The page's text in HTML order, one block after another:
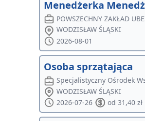
Menedżerka
POWSZECHNY ZAKŁAD
WODZISŁAW ŚLĄSKI
2026-08-01
Osoba sprzątająca
Specjalistyczny Ośrodek
WODZISŁAW ŚLĄSKI
2026-07-26
od 31,40 zł